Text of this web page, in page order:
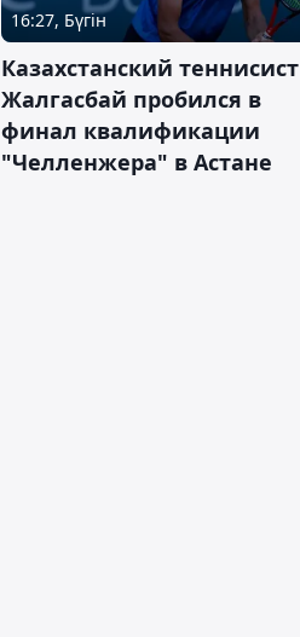
16:27, Бүгін
Казахстанский теннисист
Жалгасбай пробился в
финал квалификации
"Челленжера" в Астане